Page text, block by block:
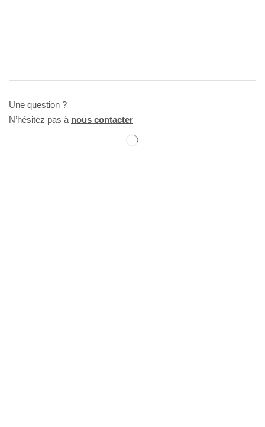
Une question ?
N’hésitez pas à nous contacter